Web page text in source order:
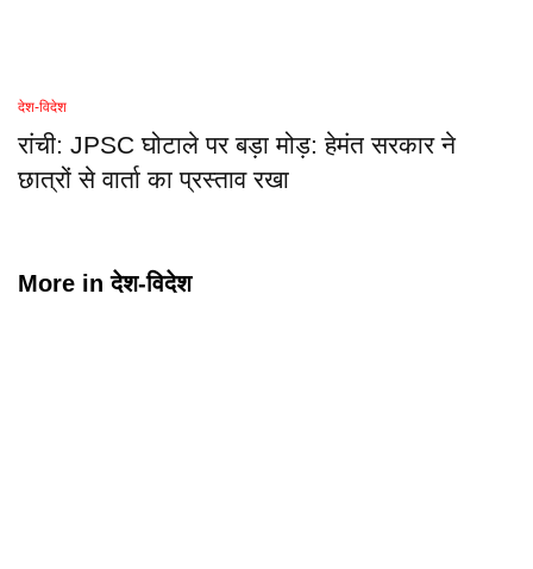
देश-विदेश
रांची: JPSC घोटाले पर बड़ा मोड़: हेमंत सरकार ने
छात्रों से वार्ता का प्रस्ताव रखा
More inदेश-विदेश